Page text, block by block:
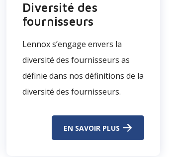
Diversité des
fournisseurs
Lennox s’engage envers la
diversité des fournisseurs as
définie dans nos définitions de la
diversité des fournisseurs.
EN SAVOIR PLUS